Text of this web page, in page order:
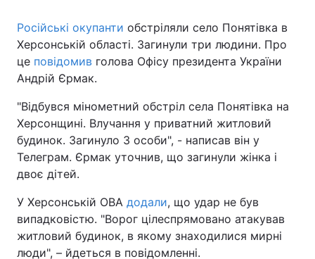
Російські окупанти обстріляли село Понятівка в
Херсонській області. Загинули три людини. Про
це повідомив голова Офісу президента України
Андрій Єрмак.
"Відбувся мінометний обстріл села Понятівка на
Херсонщині. Влучання у приватний житловий
будинок. Загинуло 3 особи", - написав він у
Телеграм. Єрмак уточнив, що загинули жінка і
двоє дітей.
У Херсонській ОВА додали, що удар не був
випадковістю. "Ворог цілеспрямовано атакував
житловий будинок, в якому знаходилися мирні
люди", – йдеться в повідомленні.